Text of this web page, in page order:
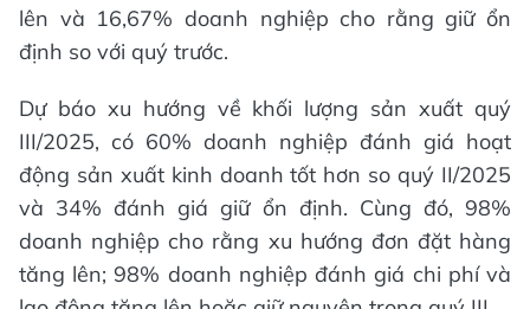
lên và 16,67% doanh nghiệp cho rằng giữ ổn
định so với quý trước.
Dự báo xu hướng về khối lượng sản xuất quý
III/2025, có 60% doanh nghiệp đánh giá hoạt
động sản xuất kinh doanh tốt hơn so quý II/2025
và 34% đánh giá giữ ổn định. Cùng đó, 98%
doanh nghiệp cho rằng xu hướng đơn đặt hàng
tăng lên; 98% doanh nghiệp đánh giá chi phí và